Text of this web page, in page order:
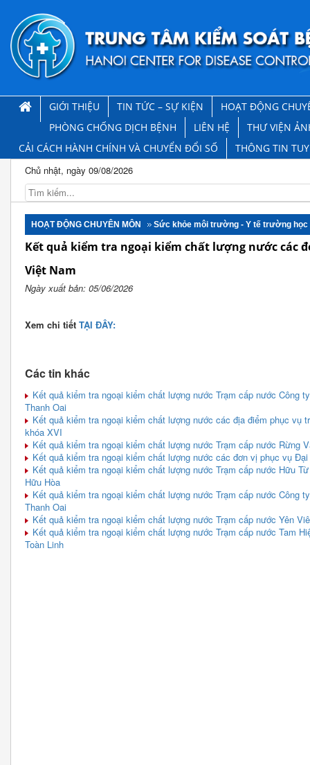
GIỚI THIỆU TIN TỨC – SỰ KIỆN
HOẠT ĐỘNG
PHÒNG CHỐNG DỊCH BỆNH
LIÊN HỆ
THƯ VIỆN
CẢI CÁCH HÀNH CHÍNH VÀ CHUYỂN ĐỔI SỐ
THÔNG TIN
Chủ nhật, ngày 09/08/2026
HOẠT ĐỘNG CHUYÊN MÔN Sức khỏe môi trường - Y tế trường học
Kết quả kiểm tra ngoại kiểm chất lượng nước các
Việt Nam
Ngày xuất bản: 05/06/2026
Xem chi tiết TẠI ĐÂY:
Các tin khác
Kết quả kiểm tra ngoại kiểm chất lượng nước Trạm cấp nước Công
Thanh Oai
Kết quả kiểm tra ngoại kiểm chất lượng nước các địa điểm phục vụ
khóa XVI
Kết quả kiểm tra ngoại kiểm chất lượng nước Trạm cấp nước Rừng
Kết quả kiểm tra ngoại kiểm chất lượng nước các đơn vị phục vụ
Kết quả kiểm tra ngoại kiểm chất lượng nước Trạm cấp nước Hữu
Hữu Hòa
Kết quả kiểm tra ngoại kiểm chất lượng nước Trạm cấp nước Công
Thanh Oai
Kết quả kiểm tra ngoại kiểm chất lượng nước Trạm cấp nước Yên
Kết quả kiểm tra ngoại kiểm chất lượng nước Trạm cấp nước Tam
Toàn Linh